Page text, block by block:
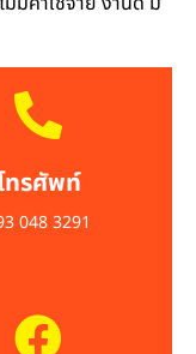
ทรศัพท์
048 3291